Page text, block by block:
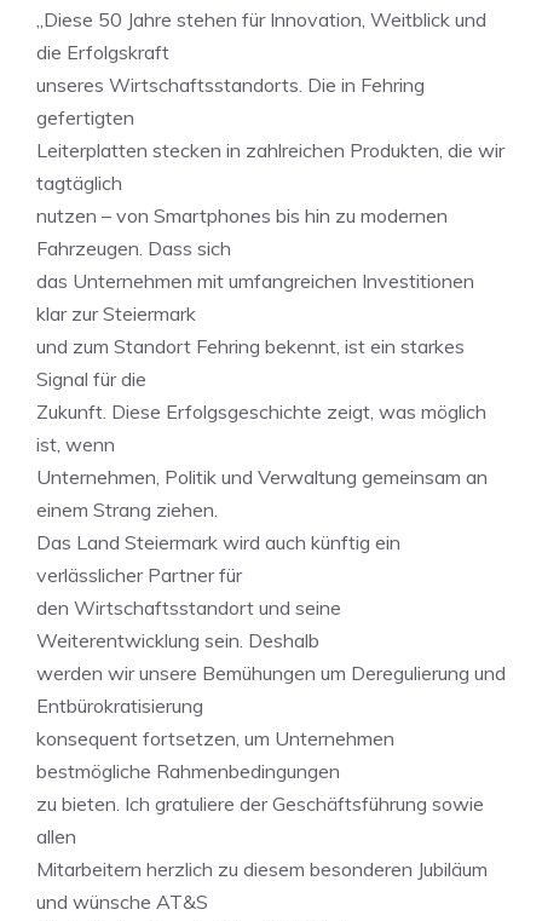
„Diese 50 Jahre stehen für Innovation, Weitblick und
die Erfolgskraft
unseres Wirtschaftsstandorts. Die in Fehring
gefertigten
Leiterplatten stecken in zahlreichen Produkten, die wir
tagtäglich
nutzen – von Smartphones bis hin zu modernen
Fahrzeugen. Dass sich
das Unternehmen mit umfangreichen Investitionen
klar zur Steiermark
und zum Standort Fehring bekennt, ist ein starkes
Signal für die
Zukunft. Diese Erfolgsgeschichte zeigt, was möglich
ist, wenn
Unternehmen, Politik und Verwaltung gemeinsam an
einem Strang ziehen.
Das Land Steiermark wird auch künftig ein
verlässlicher Partner für
den Wirtschaftsstandort und seine
Weiterentwicklung sein. Deshalb
werden wir unsere Bemühungen um Deregulierung und
Entbürokratisierung
konsequent fortsetzen, um Unternehmen
bestmögliche Rahmenbedingungen
zu bieten. Ich gratuliere der Geschäftsführung sowie
allen
Mitarbeitern herzlich zu diesem besonderen Jubiläum
und wünsche AT&S